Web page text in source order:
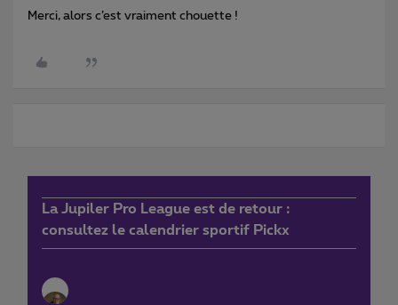
Merci, alors c’est vraiment chouette !
La Jupiler Pro League est de retour :
consultez le calendrier sportif Pickx